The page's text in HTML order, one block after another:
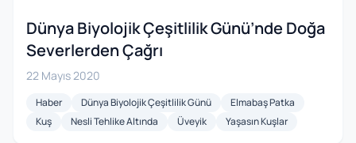
Dünya Biyolojik Çeşitlilik Günü’nde Doğa
Severlerden Çağrı
22 Mayıs 2020
Haber Dünya Biyolojik Çeşitlilik Günü
Elmabaş Patka
Kuş
Nesli Tehlike Altında Üveyik Yaşasın Kuşlar